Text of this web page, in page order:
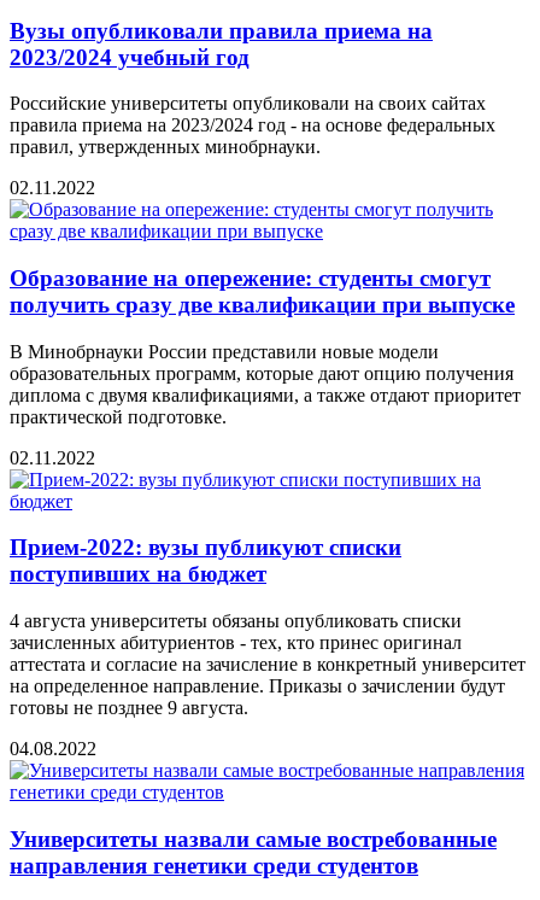
Вузы опубликовали правила приема на
2023/2024 учебный год
Российские университеты опубликовали на своих сайтах
правила приема на 2023/2024 год - на основе федеральных
правил, утвержденных минобрнауки.
02.11.2022
Образование на опережение: студенты смогут
получить сразу две квалификации при выпуске
В Минобрнауки России представили новые модели
образовательных программ, которые дают опцию получения
диплома с двумя квалификациями, а также отдают приоритет
практической подготовке.
02.11.2022
Прием-2022: вузы публикуют списки
поступивших на бюджет
4 августа университеты обязаны опубликовать списки
зачисленных абитуриентов - тех, кто принес оригинал
аттестата и согласие на зачисление в конкретный университет
на определенное направление. Приказы о зачислении будут
готовы не позднее 9 августа.
04.08.2022
Университеты назвали самые востребованные
направления генетики среди студентов